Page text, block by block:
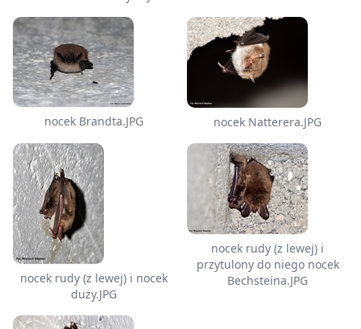
nocek Brandta.JPG nocek Natterera.JPG
nocek rudy (z lewej) i nocek
duży.JPG
nocek rudy (z lewej) i
przytulony do niego nocek
Bechsteina.JPG